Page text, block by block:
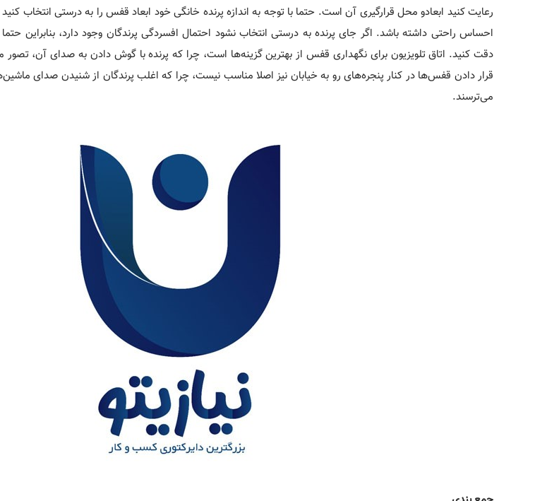
رعایت کنید ابعادو محل قرارگیری آن است. حتما با توجه به اندازه پرنده خانگی خود ابعاد قفس را به درستی انتخاب
احساس راحتی داشته باشد. اگر جای پرنده به درستی انتخاب نشود احتمال افسردگی پرندگان وجود دارد، بنابراین
دقت کنید. اتاق تلویزیون برای نگهداری قفس از بهترین گزینه‌ها است، چرا که پرنده با گوش دادن به صدای آن،
قرار دادن قفس‌ها در کنار پنجره‌های رو به خیابان نیز اصلا مناسب نیست، چرا که اغلب پرندگان از شنیدن صدای
می‌ترسند.